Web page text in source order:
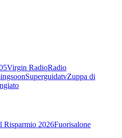
Virgin RadioRadio
SuperguidatvZuppa di
Risparmio 2026Fuorisalone